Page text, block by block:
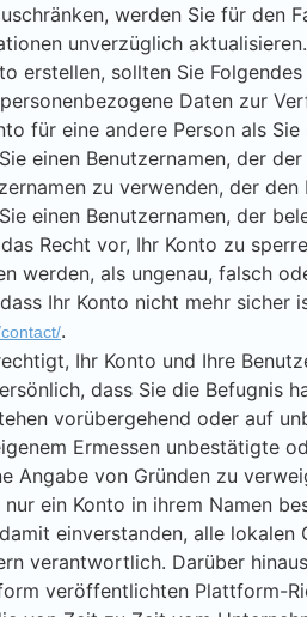
werden Sie für den
unverzüglich aktualisieren.
erstellen, sollten Sie
Daten zur
für eine andere Person als
einen Benutzernamen, der
zu verwenden, der
einen Benutzernamen, der
Recht vor, Ihr Konto zu
werden, als ungenau, falsch
Ihr Konto nicht mehr sicher
.
Ihr Konto und Ihre
dass Sie die Befugnis
vorübergehend oder auf
Ermessen unbestätigte
Angabe von Gründen zu
nur ein Konto in ihrem Namen
einverstanden, alle
verantwortlich. Darüber
veröffentlichten Plattform-